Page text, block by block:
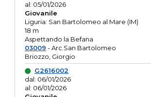
al: 05/01/2026
Giovanile
Liguria: San Bartolomeo al Mare (IM)
18 m
Aspettando la Befana
03009 - Arc.San Bartolomeo
Briozzo, Giorgio
G2616002
dal: 06/01/2026
al: 06/01/2026